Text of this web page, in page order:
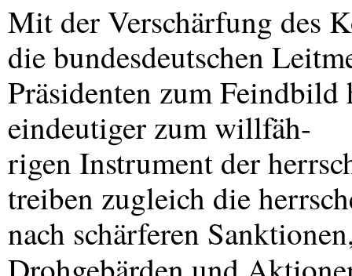
Mit der Verschärfung des
die bundesdeutschen
Präsidenten zum
eindeutiger zum willfäh-
rigen Instrument der
treiben zugleich die
nach schärferen